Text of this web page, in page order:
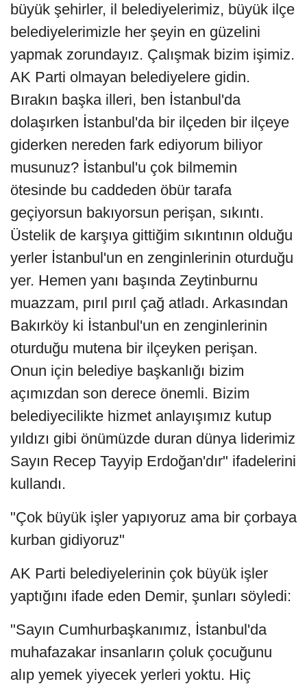
büyük şehirler, il belediyelerimiz, büyük ilçe
belediyelerimizle her şeyin en güzelini
yapmak zorundayız. Çalışmak bizim işimiz.
AK Parti olmayan belediyelere gidin.
Bırakın başka illeri, ben İstanbul'da
dolaşırken İstanbul'da bir ilçeden bir ilçeye
giderken nereden fark ediyorum biliyor
musunuz? İstanbul'u çok bilmemin
ötesinde bu caddeden öbür tarafa
geçiyorsun bakıyorsun perişan, sıkıntı.
Üstelik de karşıya gittiğim sıkıntının olduğu
yerler İstanbul'un en zenginlerinin oturduğu
yer. Hemen yanı başında Zeytinburnu
muazzam, pırıl pırıl çağ atladı. Arkasından
Bakırköy ki İstanbul'un en zenginlerinin
oturduğu mutena bir ilçeyken perişan.
Onun için belediye başkanlığı bizim
açımızdan son derece önemli. Bizim
belediyecilikte hizmet anlayışımız kutup
yıldızı gibi önümüzde duran dünya liderimiz
Sayın Recep Tayyip Erdoğan'dır" ifadelerini
kullandı.
"Çok büyük işler yapıyoruz ama bir çorbaya
kurban gidiyoruz"
AK Parti belediyelerinin çok büyük işler
yaptığını ifade eden Demir, şunları söyledi:
"Sayın Cumhurbaşkanımız, İstanbul'da
muhafazakar insanların çoluk çocuğunu
alıp yemek yiyecek yerleri yoktu. Hiç